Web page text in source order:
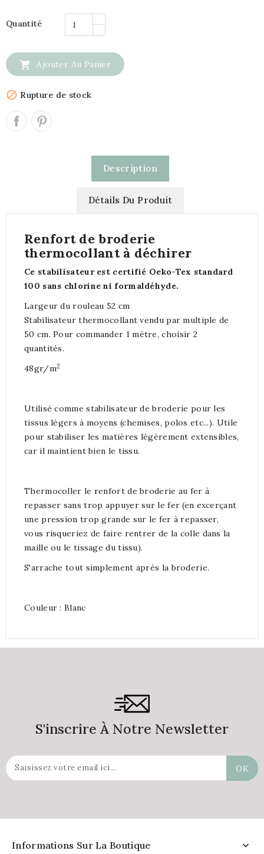
Quantité
 Ajouter Au Panier
 Rupture de stock
Description
Détails Du Produit
Renfort de broderie
thermocollant à déchirer
Ce stabilisateur est certifié Oeko-Tex standard
100 sans chlorine ni formaldéhyde.
Largeur du rouleau 52 cm
Stabilisateur thermocollant vendu par multiple de
50 cm. Pour commander 1 mètre, choisir 2
quantités.
48gr/m2
Utilisé comme stabilisateur de broderie pour les
tissus légers à moyens (chemises, polos etc...). Utile
pour stabiliser les matières légèrement extensibles,
car il maintient bien le tissu.
Thermocoller le renfort de broderie au fer à
repasser sans trop appuyer sur le fer (en excerçant
une pression trop grande sur le fer à repasser,
vous risqueriez de faire rentrer de la colle dans la
maille ou le tissage du tissu).
S'arrache tout simplement après la broderie.
Couleur : Blanc
S'inscrire À Notre Newsletter
Informations Sur La Boutique 